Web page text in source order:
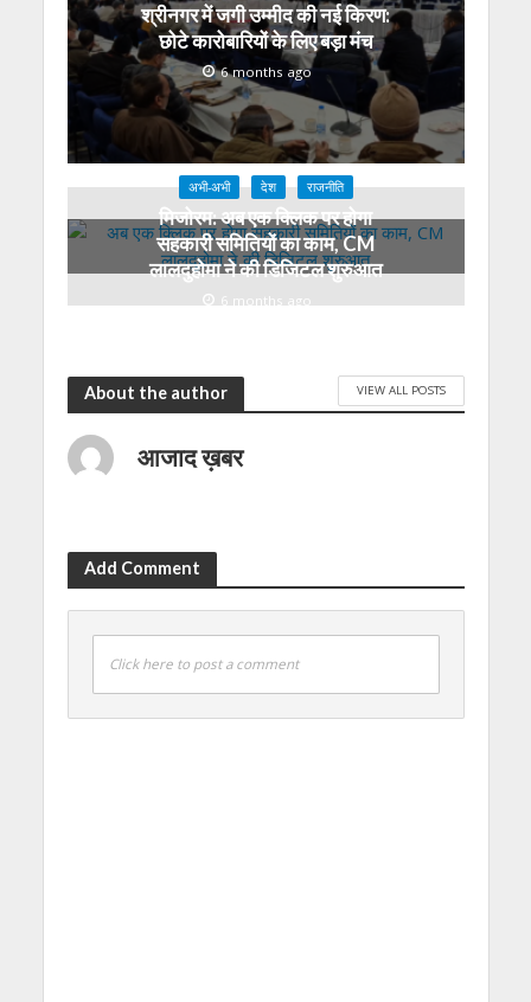
श्रीनगर में जगी उम्मीद की नई किरण:
छोटे कारोबारियों के लिए बड़ा मंच
6 months ago
अभी-अभी देश राजनीति
मिजोरम: अब एक क्लिक पर होगा
सहकारी समितियों का काम, CM
लालदुहोमा ने की डिजिटल शुरुआत
6 months ago
About the author VIEW ALL POSTS
आजाद ख़बर
Add Comment
Click here to post a comment